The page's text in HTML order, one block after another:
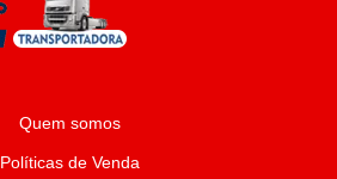
Quem somos
Políticas de Venda